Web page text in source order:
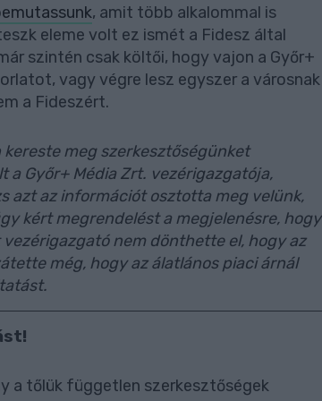
, amit több alkalommal is
eleme volt ez ismét a Fidesz által
szintén csak költői, hogy vajon a Győr+
vagy végre lesz egyszer a városnak
a Fideszért.
meg szerkesztőségünket
a Győr+ Média Zrt. vezérigazgatója,
azt az információt osztotta meg velünk,
kért megrendelést a megjelenésre, hogy
nem dönthette el, hogy az
még, hogy az álatlános piaci árnál
a tőlük független szerkesztőségek